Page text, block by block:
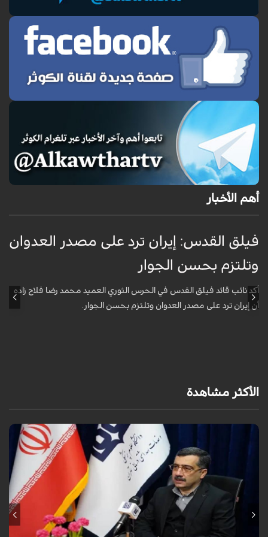
أهم الأخبار
فيلق القدس: إيران ترد على مصدر العدوان
وتلتزم بحسن الجوار
أكد نائب قائد فيلق القدس في الحرس الثوري العميد محمد رضا فلاح زاده
أن إيران ترد على مصدر العدوان وتلتزم بحسن الجوار.
الأكثر مشاهدة
قال معاون وزير الصحة الإيراني لشؤون البحوث والتكنولوجيا، شاهين آخوندزاده،
إن التحقيقات التي أجرتها وزارة الصحة بشأن قصف مدينة لامِرد في محافظة